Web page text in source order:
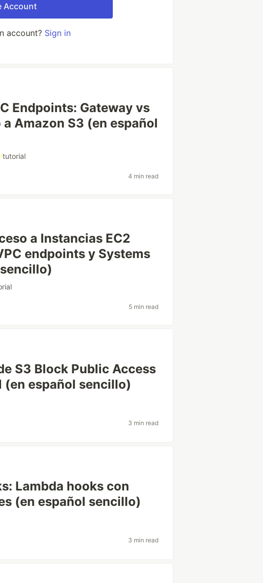
Account
account? Sign in
Endpoints: Gateway vs
Amazon S3 (en español
tutorial
4 min read
a Instancias EC2
endpoints y Systems
5 min read
S3 Block Public Access
español sencillo)
3 min read
Lambda hooks con
(en español sencillo)
3 min read